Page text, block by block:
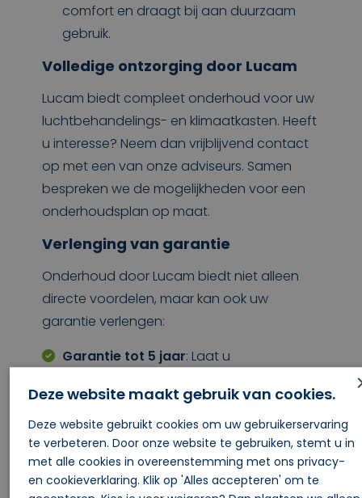
comfort en draagt bij aan duurzaam
gebruik.
Volledige ontzorging door Lucam
Lucam biedt compleet onderhoud voor uw
luchtbehandelings- en klimaatkasten. Heeft
u interesse? Neem dan vrijblijvend contact
op met een van onze adviseurs. Samen
bespreken we de mogelijkheden voor een
onderhoudsplan op maat.
Verlenging van garantie
Onderhoud door Lucam biedt niet alleen
directe voordelen, maar kan ook uw
garantie verlengen:
Garantie tot 5 jaar: Laat u
jaar onderhoud uitvoeren, dan kan uw
garantie worden verlengd tot vijf jaar.
Garantie tot 10 jaar: Wordt het
onderhoud uitgevoerd volgens de
Deze website maakt gebruik van cookies.
Deze website gebruikt cookies om uw gebruikerservaring
te verbeteren. Door onze website te gebruiken, stemt u in
met alle cookies in overeenstemming met ons privacy-
en cookieverklaring. Klik op 'Alles accepteren' om te